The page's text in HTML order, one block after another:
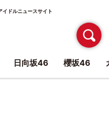
ドルニュースサイト
日向坂46 櫻坂46